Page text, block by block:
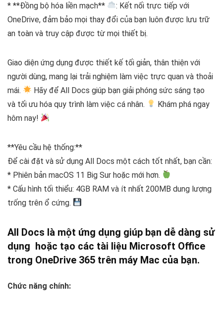
* **Đồng bộ hóa liền mạch**
: Kết nối trực tiếp với
OneDrive, đảm bảo mọi thay đổi của bạn luôn được lưu trữ
an toàn và truy cập được từ mọi thiết bị.
Giao diện ứng dụng được thiết kế tối giản, thân thiện với
người dùng, mang lại trải nghiệm làm việc trực quan và thoải
mái.
Hãy để All Docs giúp bạn giải phóng sức sáng tạo
và tối ưu hóa quy trình làm việc cá nhân.
Khám phá ngay
hôm nay!
**Yêu cầu hệ thống:**
Để cài đặt và sử dụng All Docs một cách tốt nhất, bạn cần:
* Phiên bản macOS 11 Big Sur hoặc mới hơn.
* Cấu hình tối thiểu: 4GB RAM và ít nhất 200MB dung lượng
trống trên ổ cứng.
All Docs là một ứng dụng giúp bạn dễ dàng sử
dụng hoặc tạo các tài liệu Microsoft Office
trong OneDrive 365 trên máy Mac của bạn.
Chức năng chính: